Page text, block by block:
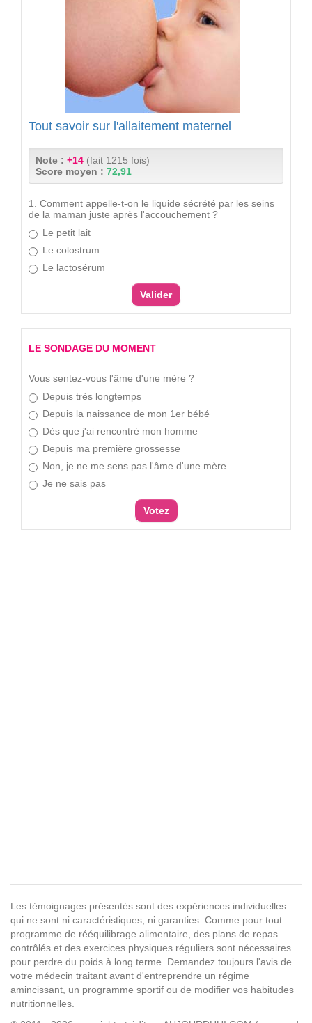
Tout savoir sur l'allaitement maternel
Note : +14 (fait 1215 fois)
Score moyen : 72,91
1. Comment appelle-t-on le liquide sécrété par les seins
de la maman juste après l'accouchement ?
Le petit lait
Le colostrum
Le lactosérum
LE SONDAGE DU MOMENT
Vous sentez-vous l'âme d'une mère ?
Depuis très longtemps
Depuis la naissance de mon 1er bébé
Dès que j'ai rencontré mon homme
Depuis ma première grossesse
Non, je ne me sens pas l'âme d'une mère
Je ne sais pas
Les témoignages présentés sont des expériences individuelles
qui ne sont ni caractéristiques, ni garanties. Comme pour tout
programme de rééquilibrage alimentaire, des plans de repas
contrôlés et des exercices physiques réguliers sont nécessaires
pour perdre du poids à long terme. Demandez toujours l'avis de
votre médecin traitant avant d'entreprendre un régime
amincissant, un programme sportif ou de modifier vos habitudes
nutritionnelles.